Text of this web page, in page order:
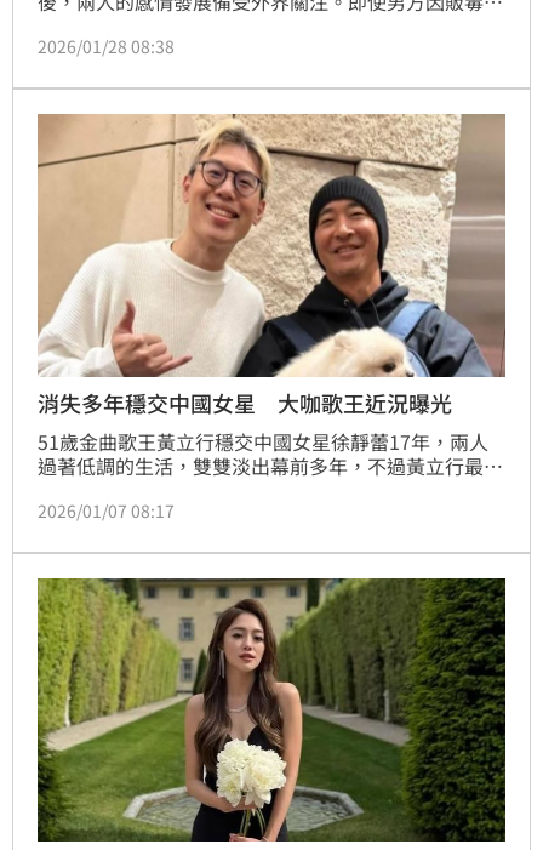
久，便寄給她一封長達45頁的手寫情書，令她相當感
也在IG曬動態，顯示積極為將來做準備。
2026/01/28 08:38
消失多年穩交中國女星 大咖歌王近況曝光
51歲金曲歌王黃立行穩交中國女星徐靜蕾17年，兩人
過著低調的生活，雙雙淡出幕前多年，不過黃立行最近
不少粉絲驚呼：「天啊，S級的隱藏人物。」蔡維歆
2026/01/07 08:17